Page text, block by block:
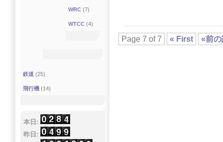
Page 7 of 7 « First «前
WRC (7)
WTCC (4)
鉄道 (25)
飛行機 (14)
本日:
昨日: